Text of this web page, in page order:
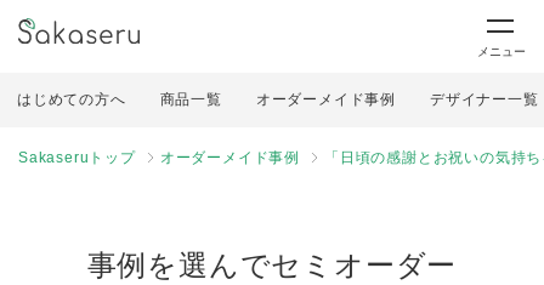
メニュー
はじめての方へ 商品一覧 オーダーメイド事例 デザイナー一覧
Sakaseruトップ オーダーメイド事例 「日頃の感謝とお祝いの気持
事例を選んでセミオーダー